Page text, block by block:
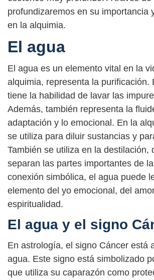
profundizaremos en su importancia
en la alquimia.
El agua
El agua es un elemento vital en la
alquimia, representa la purificación.
tiene la habilidad de lavar las
Además, también representa la
adaptación y lo emocional. En la
se utiliza para diluir sustancias y
También se utiliza en la destilación,
separan las partes importantes de
conexión simbólica, el agua puede
elemento del yo emocional, del
espiritualidad.
El agua y el signo
En astrología, el signo Cáncer está
agua. Este signo está simbolizado
que utiliza su caparazón como